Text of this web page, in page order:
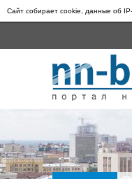
Сайт собирает cookie, данные об